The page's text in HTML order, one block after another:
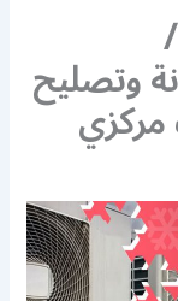
وتصليح